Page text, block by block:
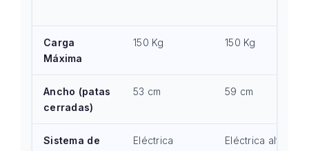
Carga
Máxima
150 Kg 150 Kg
Ancho (patas
cerradas)
53 cm 59 cm
Sistema de
Eléctrica
Eléctrica alta